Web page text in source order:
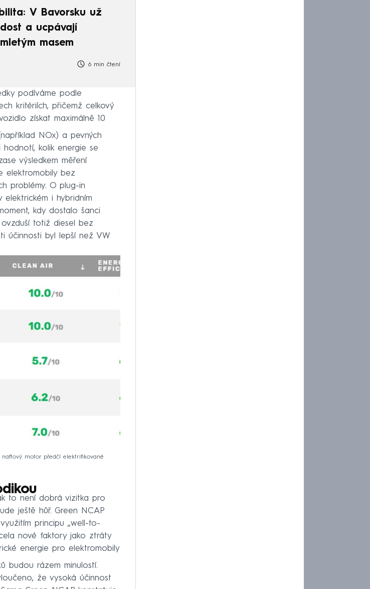
V Bavorsku už
a ucpávají
masem
6 min čtení
podíváme podle
kritériích, přičemž celkový
získat maximálně 10
NOx) a pevných
kolik energie se
výsledkem měření
elektromobily bez
problémy. O plug-in
i hybridním
kdy dostalo šanci
totiž diesel bez
účinnosti byl lepší než VW
motor předčí elektrifikované
to není dobrá vizitka pro
ještě hůř. Green NCAP
principu „well-to-
nové faktory jako ztráty
energie pro elektromobily
budou rázem minulostí.
že vysoká účinnost